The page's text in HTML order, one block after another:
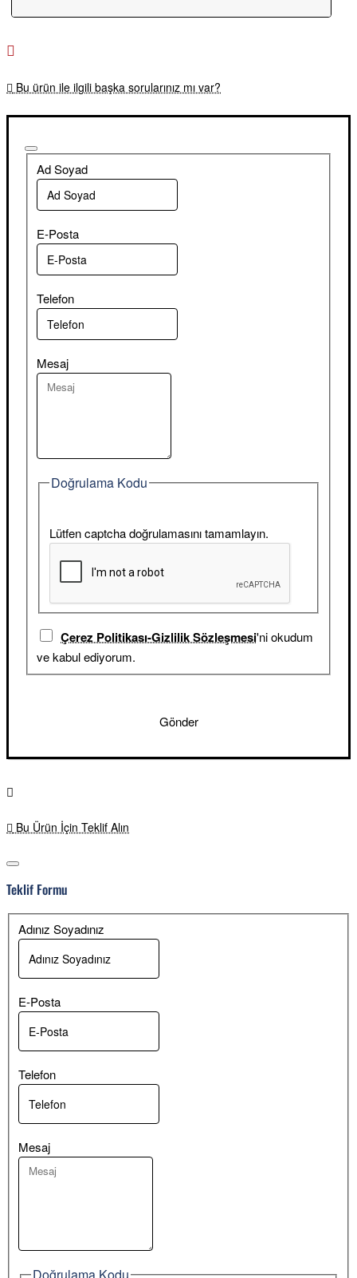
Bu ürün ile ilgili başka sorularınız mı var?
Ad Soyad
E-Posta
Telefon
Mesaj
Doğrulama Kodu
Lütfen captcha doğrulamasını tamamlayın.
Çerez Politikası-Gizlilik Sözleşmesi'ni okudum
ve kabul ediyorum.
Gönder
Bu Ürün İçin Teklif Alın
Teklif Formu
Adınız Soyadınız
E-Posta
Telefon
Mesaj